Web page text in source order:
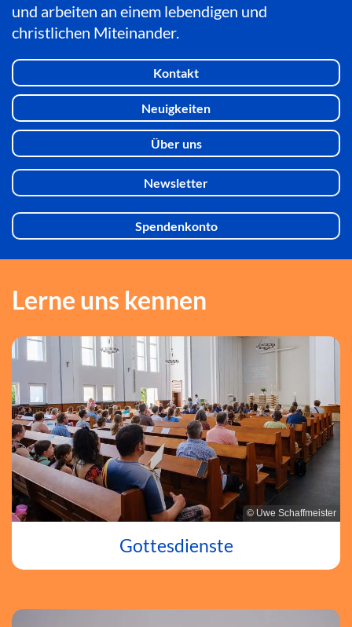
und arbeiten an einem lebendigen und
christlichen Miteinander.
Kontakt
Neuigkeiten
Über uns
Newsletter
Spendenkonto
Lerne uns kennen
© Uwe Schaffmeister
Gottesdienste